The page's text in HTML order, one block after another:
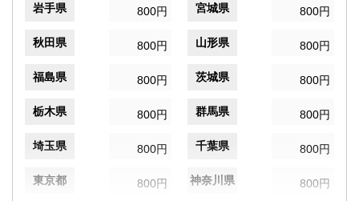
岩手県 800円 宮城県 800円
秋田県 800円 山形県 800円
福島県 800円 茨城県 800円
栃木県 800円 群馬県 800円
埼玉県 800円 千葉県 800円
東京都 800円 神奈川県 800円